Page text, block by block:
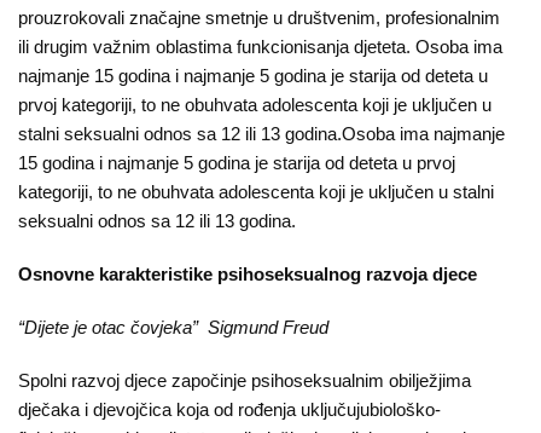
prouzrokovali značajne smetnje u društvenim, profesionalnim
ili drugim važnim oblastima funkcionisanja djeteta. Osoba ima
najmanje 15 godina i najmanje 5 godina je starija od deteta u
prvoj kategoriji, to ne obuhvata adolescenta koji je uklјučen u
stalni seksualni odnos sa 12 ili 13 godina.Osoba ima najmanje
15 godina i najmanje 5 godina je starija od deteta u prvoj
kategoriji, to ne obuhvata adolescenta koji je uklјučen u stalni
seksualni odnos sa 12 ili 13 godina.
Osnovne karakteristike psihoseksualnog razvoja djece
“Dijete je otac čovjeka” Sigmund Freud
Spolni razvoj djece započinje psihoseksualnim obilježjima
dječaka i djevojčica koja od rođenja uključujubiološko-